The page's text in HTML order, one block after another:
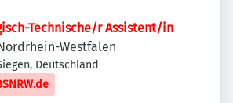
Technische/r Assistent/in
Westfalen
Deutschland